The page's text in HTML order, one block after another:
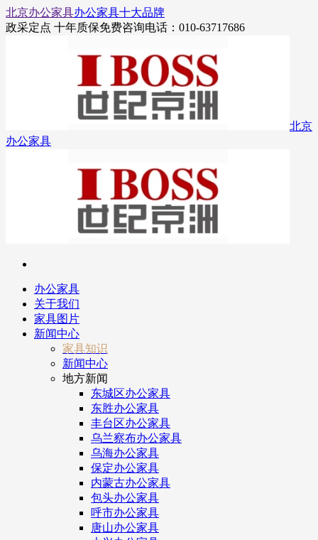
北京办公家具办公家具十大品牌
政采定点 十年质保免费咨询电话：010-63717686
北京
办公家具
办公家具
关于我们
家具图片
新闻中心
家具知识
新闻中心
地方新闻
东城区办公家具
东胜办公家具
丰台区办公家具
乌兰察布办公家具
乌海办公家具
保定办公家具
内蒙古办公家具
包头办公家具
呼市办公家具
唐山办公家具